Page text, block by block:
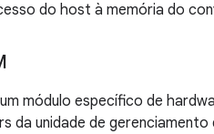
do host à memória do
módulo específico de
da unidade de